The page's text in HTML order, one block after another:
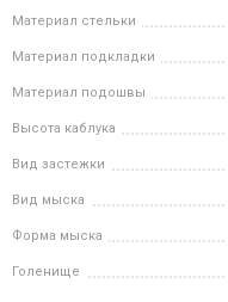
Материал стельки
Материал подкладки
Материал подошвы
Высота каблука
Вид застежки
Вид мыска
Форма мыска
Голенище